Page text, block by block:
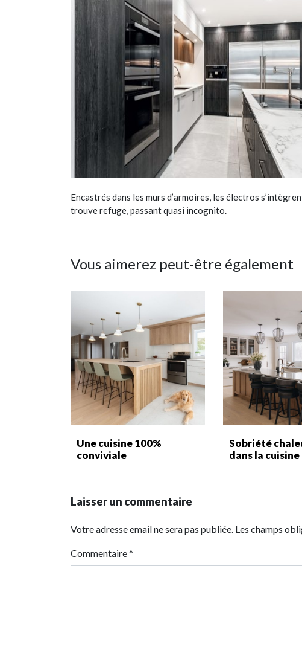
Encastrés dans les murs d’armoires, les électros
trouve refuge, passant quasi incognito.
Vous aimerez peut-être également
Une cuisine 100%
conviviale
Sobriété
dans la cuisine
Laisser un commentaire
Votre adresse email ne sera pas publiée. Les champs
Commentaire*